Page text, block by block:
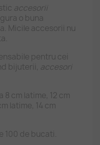
accesorii
o buna
Micile accesorii nu
pentru cei
bijuterii, accesori
cm latime, 12 cm
latime, 14 cm
100 de bucati.